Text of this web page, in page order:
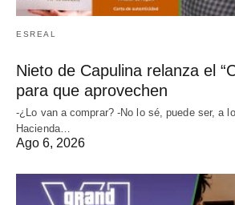
ESREAL
Nieto de Capulina relanza el
para que aprovechen
-¿Lo van a comprar? -No lo sé, puede ser, a
Hacienda…
Ago 6, 2026